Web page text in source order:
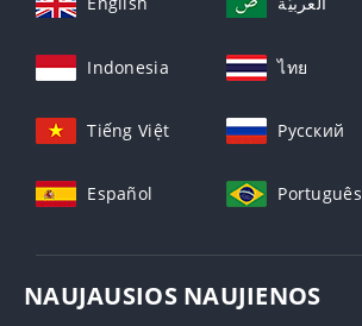
Indonesia ไทย
Tiếng Việt Русский
Español Português
NAUJAUSIOS NAUJIENOS